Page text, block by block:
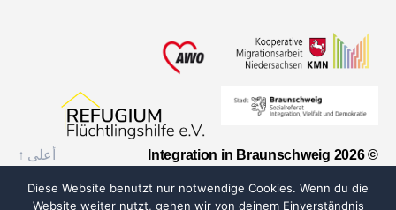
© 2026
Integration in Braunschweig أعلى ↑
Diese Website benutzt nur notwendige Cookies. Wenn du die
Website weiter nutzt, gehen wir von deinem Einverständnis